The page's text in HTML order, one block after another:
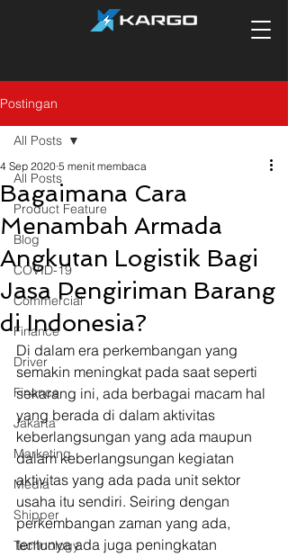
Postingan
All Posts
Product Feature
Blog
COVID-19
Commercial
Finance
Driver
Finance
Jakarta
Marketing
Media
Shipper
Technology
All Posts
Bagaimana Cara
Menambah Armada
Angkutan Logistik Bagi
Jasa Pengiriman Barang
di Indonesia?
4 Sep 2020 5 menit membaca
Di dalam era perkembangan yang
semakin meningkat pada saat seperti
sekarang ini, ada berbagai macam hal
yang berada di dalam aktivitas
keberlangsungan yang ada maupun
dalam keberlangsungan kegiatan
aktivitas yang ada pada unit sektor
usaha itu sendiri. Seiring dengan
perkembangan zaman yang ada,
tentunya ada juga peningkatan